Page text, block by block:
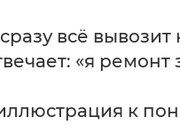
всё вывозит
«я ремонт
к